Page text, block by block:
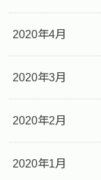
2020年4月
2020年3月
2020年2月
2020年1月